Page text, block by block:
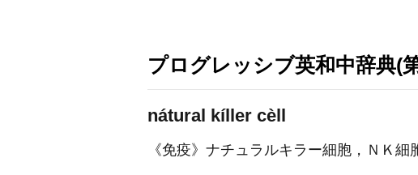
プログレッシブ英和中辞典(
nátural kíller cèll
《免疫》 ナチュラルキラー細胞，ＮＫ細